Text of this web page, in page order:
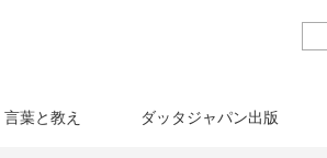
言葉と教え ダッタジャパン出版